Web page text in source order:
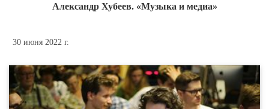
Александр Хубеев. «Музыка и медиа»
30 июня 2022 г.